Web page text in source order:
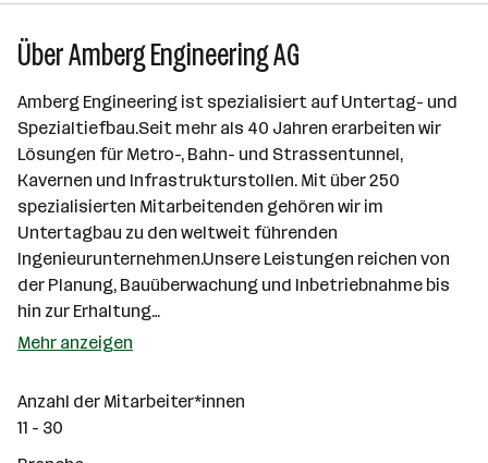
Über Amberg Engineering AG
Amberg Engineering ist spezialisiert auf Untertag- und
Spezialtiefbau.Seit mehr als 40 Jahren erarbeiten wir
Lösungen für Metro-, Bahn- und Strassentunnel,
Kavernen und Infrastrukturstollen. Mit über 250
spezialisierten Mitarbeitenden gehören wir im
Untertagbau zu den weltweit führenden
Ingenieurunternehmen.Unsere Leistungen reichen von
der Planung, Bauüberwachung und Inbetriebnahme bis
hin zur Erhaltung…
Mehr anzeigen
Anzahl der Mitarbeiter*innen
11 - 30